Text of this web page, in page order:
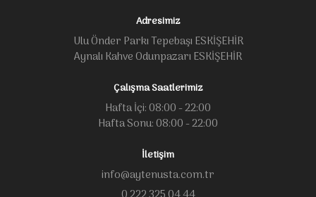
Adresimiz
Ulu Önder Parkı Tepebaşı ESKİŞEHİR
Aynalı Kahve Odunpazarı ESKİŞEHİR
Çalışma Saatlerimiz
Hafta İçi: 08:00 - 22:00
Hafta Sonu: 08:00 - 22:00
İletişim
info@aytenusta.com.tr